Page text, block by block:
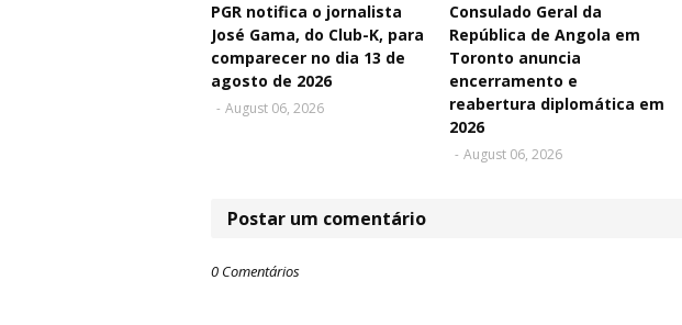
PGR notifica o jornalista
José Gama, do Club-K, para
comparecer no dia 13 de
agosto de 2026
- August 06, 2026
Consulado Geral da
República de Angola em
Toronto anuncia
encerramento e
reabertura diplomática em
2026
- August 06, 2026
Postar um comentário
0 Comentários